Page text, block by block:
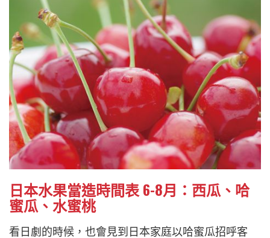
日本水果當造時間表 6-8月：西瓜、哈
蜜瓜、水蜜桃
看日劇的時候，也會見到日本家庭以哈蜜瓜招呼客